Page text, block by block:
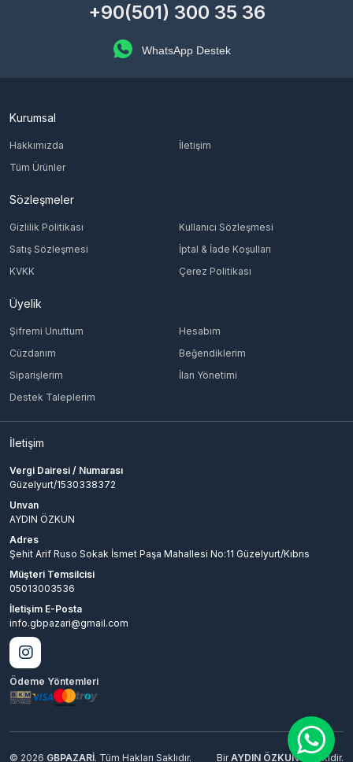
+90(501) 300 35 36
WhatsApp Destek
Kurumsal
Hakkımızda
İletişim
Tüm Ürünler
Sözleşmeler
Gizlilik Politikası
Kullanıcı Sözleşmesi
Satış Sözleşmesi
İptal & İade Koşulları
KVKK
Çerez Politikası
Üyelik
Şifremi Unuttum
Hesabım
Cüzdanım
Beğendiklerim
Siparişlerim
İlan Yönetimi
Destek Taleplerim
İletişim
Vergi Dairesi / Numarası
Güzelyurt/1530338372
Unvan
AYDIN ÖZKUN
Adres
Şehit Arif Ruso Sokak İsmet Paşa Mahallesi No:11 Güzelyurt/Kıbrıs
Müşteri Temsilcisi
05013003536
İletişim E-Posta
info.gbpazari@gmail.com
Ödeme Yöntemleri
© 2026 GBPAZARİ. Tüm Hakları Saklıdır. BirAYDIN ÖZKUNİştirakidir.